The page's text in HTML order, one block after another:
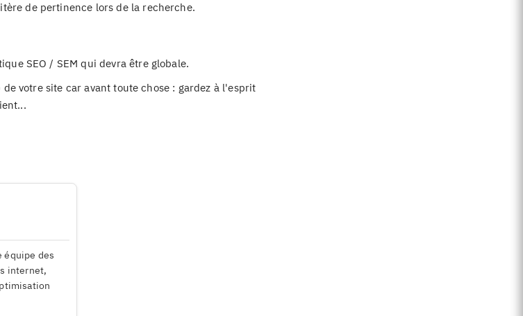
de pertinence lors de la recherche.
SEO / SEM qui devra être globale.
votre site car avant toute chose : gardez à l'esprit
équipe des
internet,